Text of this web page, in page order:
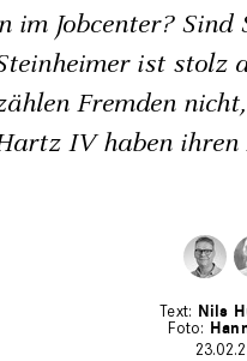
im Jobcenter?
ist stolz
Fremden
IV haben
Nils